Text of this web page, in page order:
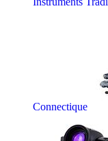
Connectique